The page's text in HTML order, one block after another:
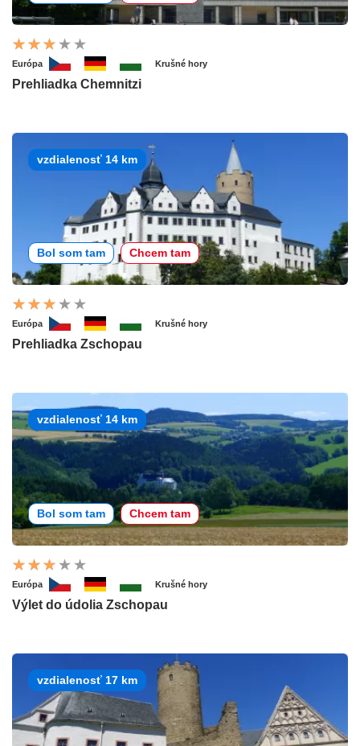
Európa Krušné hory
Prehliadka Chemnitzi
vzdialenosť 14 km
Bol som tam Chcem tam
Európa Krušné hory
Prehliadka Zschopau
vzdialenosť 14 km
Bol som tam Chcem tam
Európa Krušné hory
Výlet do údolia Zschopau
vzdialenosť 17 km